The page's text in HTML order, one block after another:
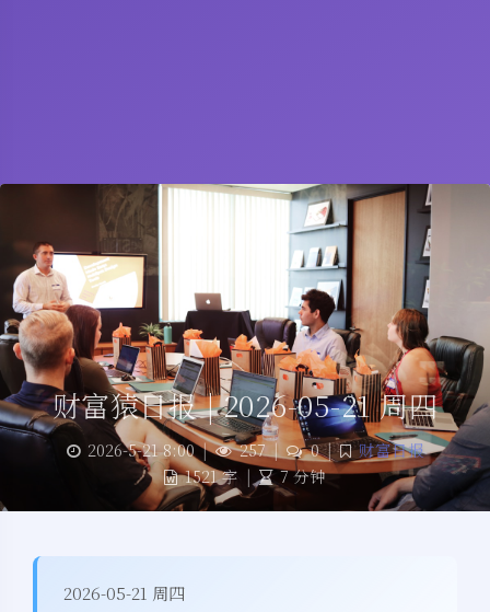
财富猿日报 | 2026-05-21 周四
2026-5-21 8:00 | 257 | 0 |
财富日报
1521 字 | 7 分钟
2026-05-21 周四